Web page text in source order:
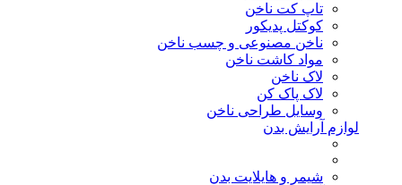
تاپ کت ناخن
کوکتل پدیکور
ناخن مصنوعی و چسب ناخن
مواد کاشت ناخن
لاک ناخن
لاک پاک کن
وسایل طراحی ناخن
لوازم آرایش بدن
شیمر و هایلایت بدن